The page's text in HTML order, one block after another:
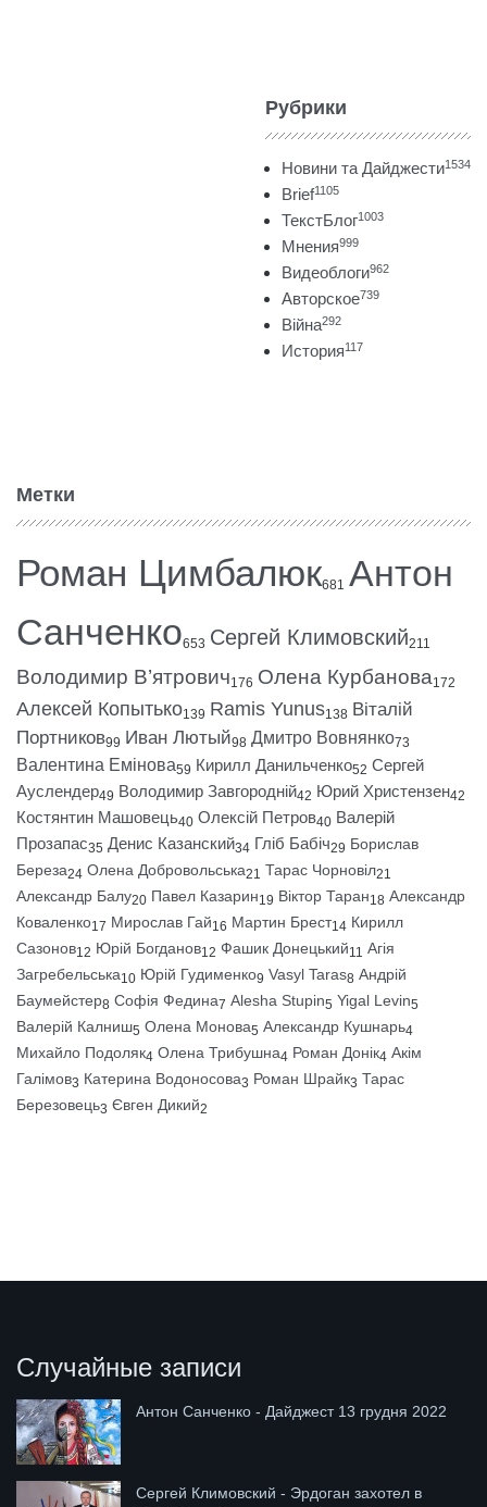
Рубрики
Новини та Дайджести1534
Brief1105
ТекстБлог1003
Мнения999
Видеоблоги962
Авторское739
Війна292
История117
Метки
Роман Цимбалюк681 Антон
Санченко653 Сергей Климовский211
Володимир В’ятрович176 Олена Курбанова172
Алексей Копытько139 Ramis Yunus138 Віталій
Портников99 Иван Лютый98 Дмитро Вовнянко73
Валентина Емінова59 Кирилл Данильченко52 Сергей
Ауслендер49 Володимир Завгородній42 Юрий Христензен42
Костянтин Машовець40 Олексій Петров40 Валерій
Прозапас35 Денис Казанский34 Гліб Бабіч29 Борислав
Береза24 Олена Добровольська21 Тарас Чорновіл21
Александр Балу20 Павел Казарин19 Віктор Таран18 Александр
Коваленко17 Мирослав Гай16 Мартин Брест14 Кирилл
Сазонов12 Юрій Богданов12 Фашик Донецький11 Агія
Загребельська10 Юрій Гудименко9 Vasyl Taras8 Андрій
Баумейстер8 Софія Федина7 Alesha Stupin5 Yigal Levin5
Валерій Калниш5 Олена Монова5 Александр Кушнарь4
Михайло Подоляк4 Олена Трибушна4 Роман Донік4 Акім
Галімов3 Катерина Водоносова3 Роман Шрайк3 Тарас
Березовець3 Євген Дикий2
Случайные записи
Антон Санченко - Дайджест 13 грудня 2022
Сергей Климовский - Эрдоган захотел в